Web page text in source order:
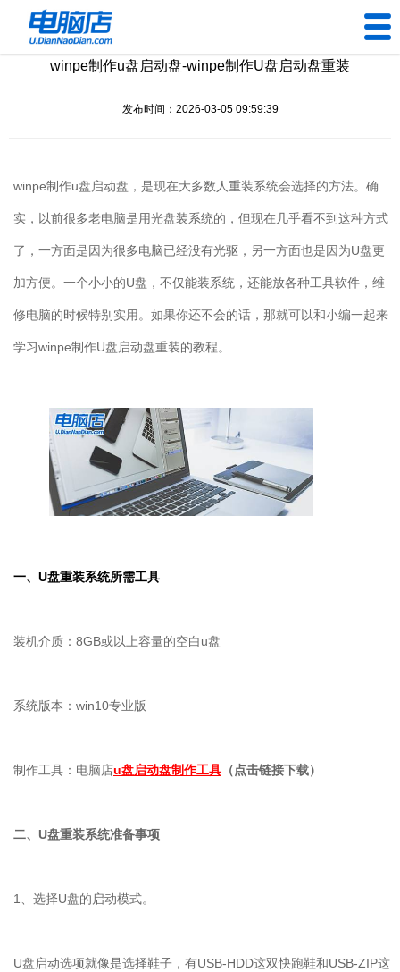
U盘工具
装机问题
电脑问题
winpe制作u盘启动盘-winpe制作U盘启动盘重装
发布时间：2026-03-05 09:59:39
winpe制作u盘启动盘，是现在大多数人重装系统会选择的方法。确
实，以前很多老电脑是用光盘装系统的，但现在几乎看不到这种方式
了，一方面是因为很多电脑已经没有光驱，另一方面也是因为U盘更
加方便。一个小小的U盘，不仅能装系统，还能放各种工具软件，维
修电脑的时候特别实用。如果你还不会的话，那就可以和小编一起来
学习winpe制作U盘启动盘重装的教程。
一、 U盘重装系统所需工具
装机介质：8GB或以上容量的空白u盘
系统版本：win10专业版
制作工具：电脑店u盘启动盘制作工具 （点击链接下载）
二、U盘重装系统准备事项
1、选择U盘的启动模式。
U盘启动选项就像是选择鞋子，有USB-HDD这双快跑鞋和USB-ZIP这